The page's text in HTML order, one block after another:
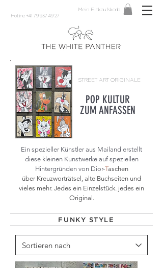
Hotline +41 79 937 49 27
Mein Einkaufskorb
POP KULTUR
ZUM ANFASSEN
STREET ART ORIGINALE
Ein spezieller Künstler aus Mailand erstellt
diese kleinen Kunstwerke auf speziellen
Hintergründen von Dior-Taschen
über Kreuzworträtsel, alte Buchseiten und
vieles mehr. Jedes ein Einzelstück. jedes ein
Original.
FUNKY STYLE